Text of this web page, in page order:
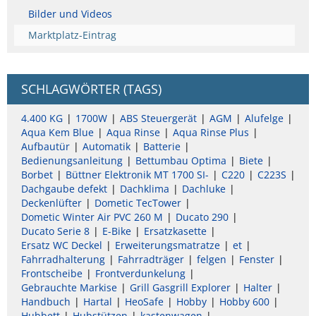
Bilder und Videos
Marktplatz-Eintrag
SCHLAGWÖRTER (TAGS)
4.400 KG 1700W ABS Steuergerät AGM
Alufelge
Aqua Kem Blue
Aqua Rinse
Aqua Rinse Plus
Aufbautür
Automatik
Batterie
Bedienungsanleitung
Bettumbau Optima
Biete
Borbet
Büttner Elektronik MT 1700 SI- C220
C223S
Dachgaube defekt
Dachklima
Dachluke
Deckenlüfter
Dometic TecTower
Dometic Winter Air PVC 260 M
Ducato 290
Ducato Serie 8
E-Bike
Ersatzkasette
Ersatz WC Deckel
Erweiterungsmatratze
et
Fahrradhalterung
Fahrradträger felgen
Fenster
Frontscheibe
Frontverdunkelung
Gebrauchte Markise
Grill Gasgrill Explorer
Halter
Handbuch
Hartal HeoSafe Hobby
Hobby 600